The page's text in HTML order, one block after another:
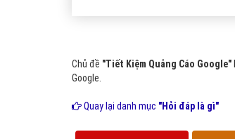
Chủ đề "Tiết Kiệm Quảng Cáo Google"
Google.
Quay lại danh mục "Hỏi đáp là gì"